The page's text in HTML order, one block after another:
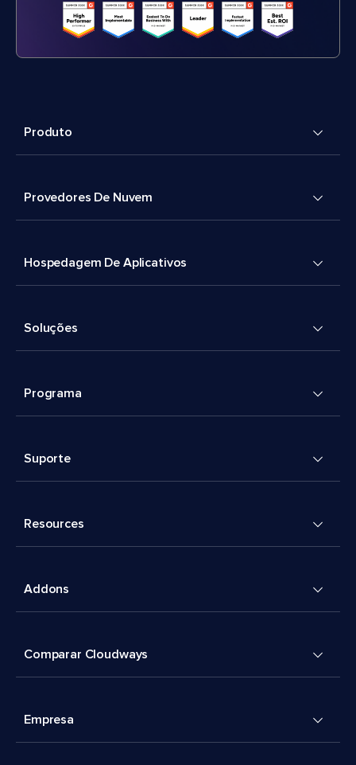
Produto
Provedores De Nuvem
Hospedagem De Aplicativos
Soluções
Programa
Suporte
Resources
Addons
Comparar Cloudways
Empresa